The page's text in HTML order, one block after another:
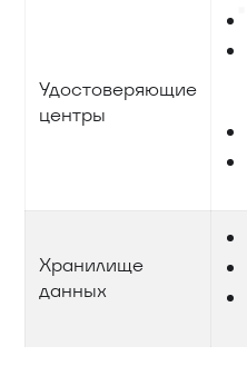
Удостоверяющие
центры
Хранилище
данных